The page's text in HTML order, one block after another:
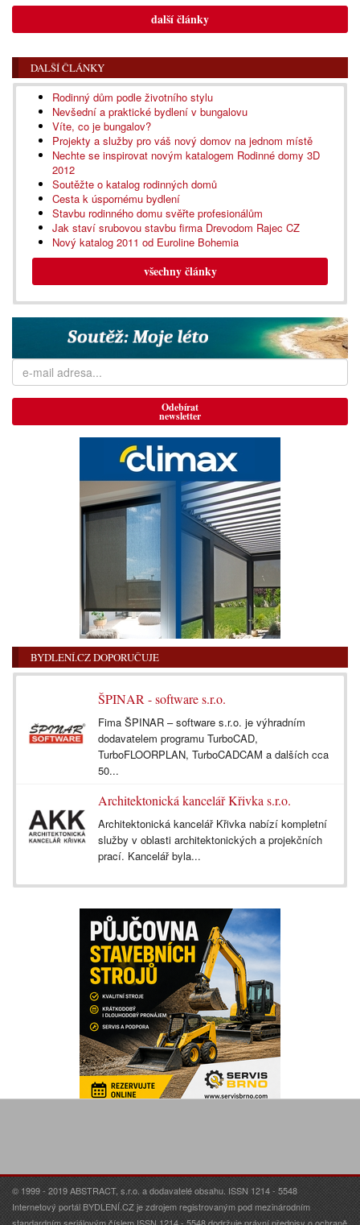
další články
DALŠÍ ČLÁNKY
Rodinný dům podle životního stylu
Nevšední a praktické bydlení v bungalovu
Víte, co je bungalov?
Projekty a služby pro váš nový domov na jednom místě
Nechte se inspirovat novým katalogem Rodinné domy 3D
2012
Soutěžte o katalog rodinných domů
Cesta k úspornému bydlení
Stavbu rodinného domu svěřte profesionálům
Jak staví srubovou stavbu firma Drevodom Rajec CZ
Nový katalog 2011 od Euroline Bohemia
všechny články
Odebírat
newsletter
BYDLENÍ.CZ DOPORUČUJE
ŠPINAR - software s.r.o.
Fima ŠPINAR – software s.r.o. je výhradním
dodavatelem programu TurboCAD,
TurboFLOORPLAN, TurboCADCAM a dalších cca
50...
Architektonická kancelář Křivka s.r.o.
Architektonická kancelář Křivka nabízí kompletní
služby v oblasti architektonických a projekčních
prací. Kancelář byla...
© 1999 - 2019 ABSTRACT, s.r.o. a dodavatelé obsahu. ISSN 1214 - 5548
Internetový portál BYDLENÍ.CZ je zdrojem registrovaným pod mezinárodním